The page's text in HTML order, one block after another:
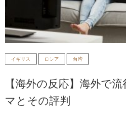
イギリス ロシア 台湾
【海外の反応】海外で
マとその評判